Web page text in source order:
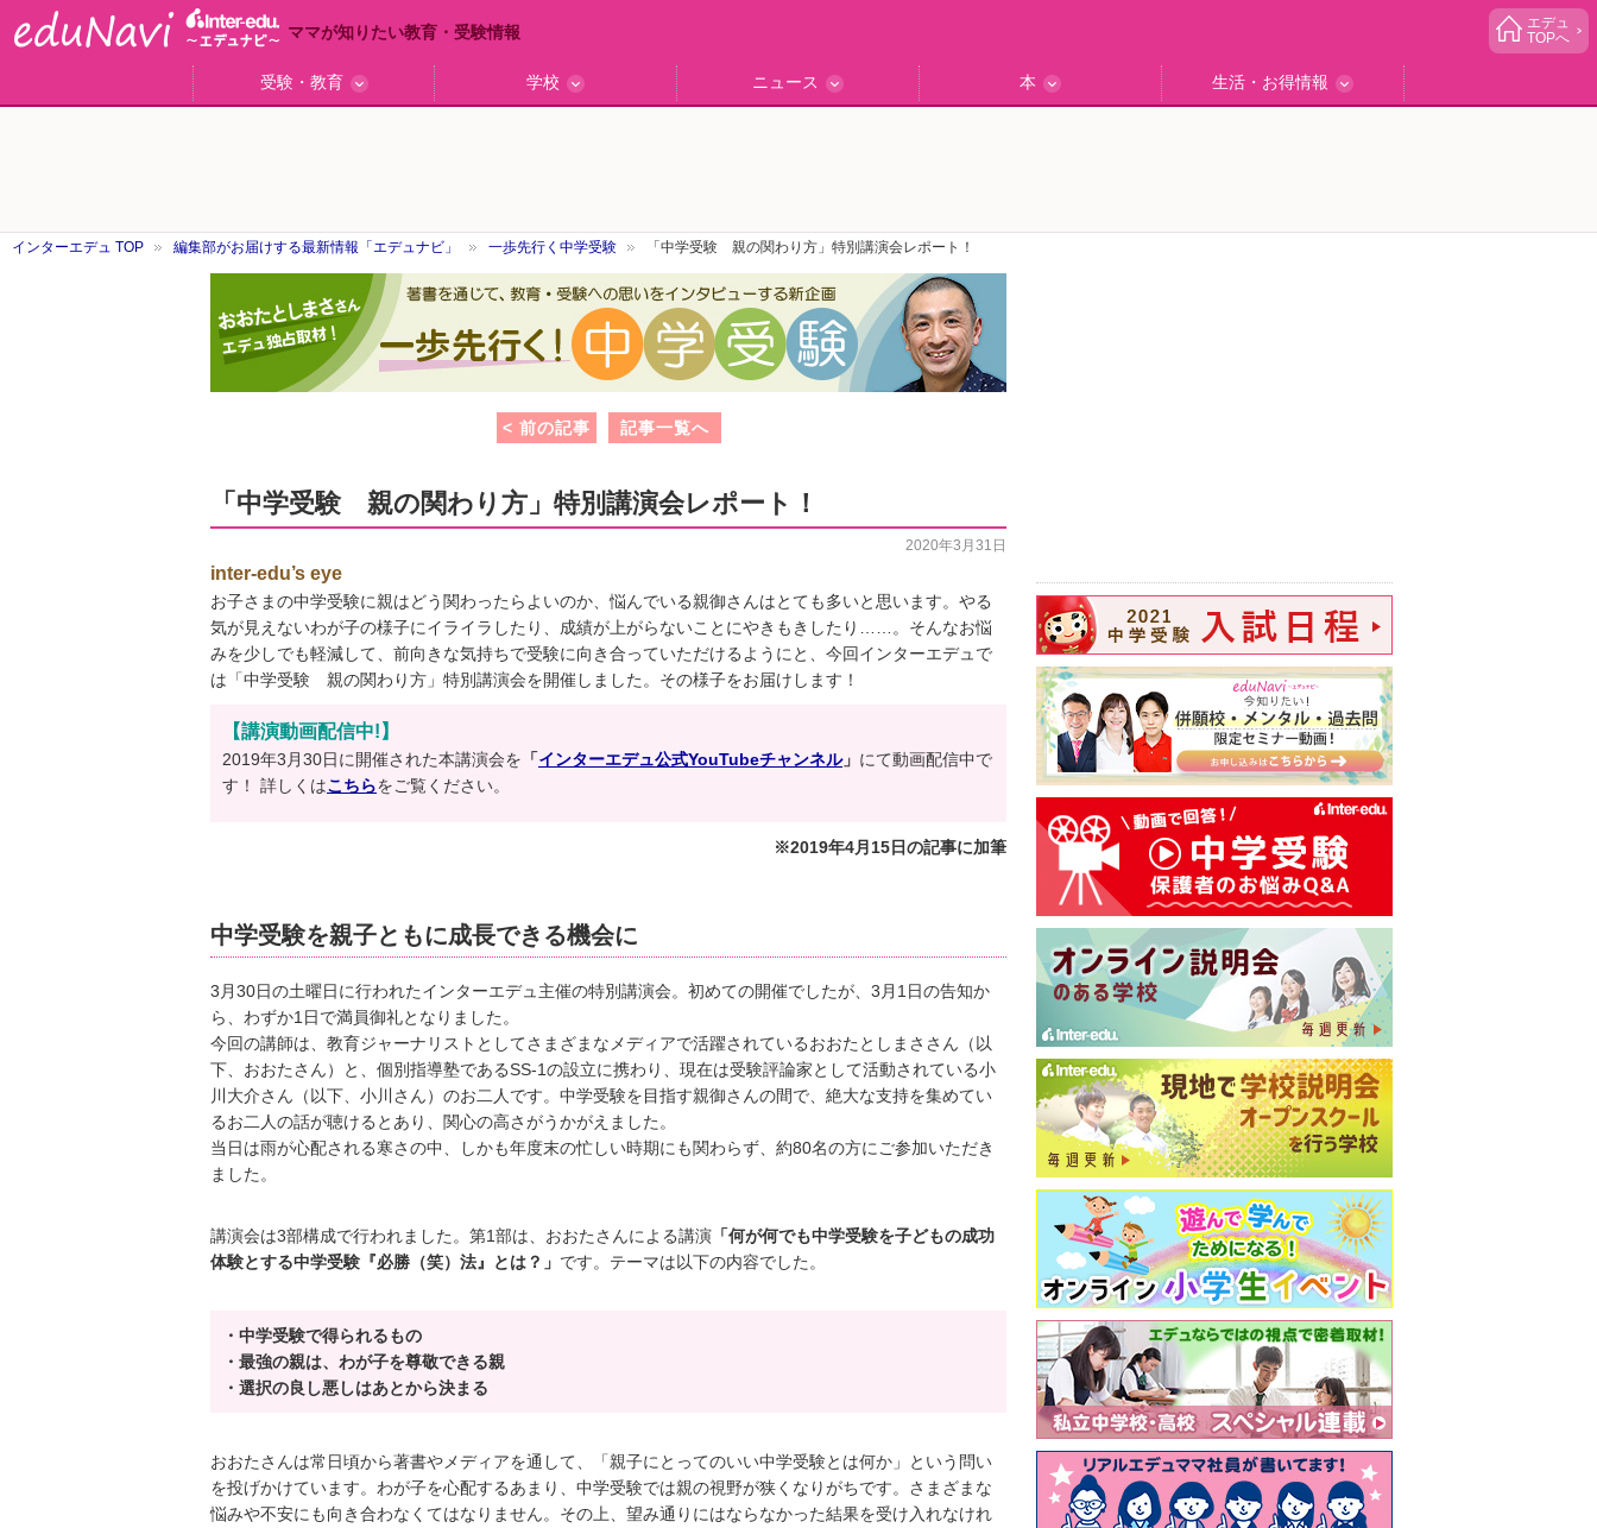
ママが知りたい教育・受験情報
エデュ
TOPへ
受験・教育
学校
ニュース
本
生活・お得情報
インターエデュ TOP 編集部がお届けする最新情報「エデュナビ」 一歩先行く中学受験 「中学受験 親の関わり方」特別講演会レポート！
歩
先
行
< 前の記事 記事一覧へ
「中学受験 親の関わり方」特別講演会レポート！
2020年3月31日
inter-edu’s eye
お子さまの中学受験に親はどう関わったらよいのか、悩んでいる親御さんはとても多いと思います。やる
気が見えないわが子の様子にイライラしたり、成績が上がらないことにやきもきしたり……。そんなお悩
みを少しでも軽減して、前向きな気持ちで受験に向き合っていただけるようにと、今回インターエデュで
は「中学受験 親の関わり方」特別講演会を開催しました。その様子をお届けします！
【講演動画配信中!】
2019年3月30日に開催された本講演会を 「インターエデュ公式YouTubeチャンネル」 にて動画配信中で
す！ 詳しくはこちらをご覧ください。
※2019年4月15日の記事に加筆
中学受験を親子ともに成長できる機会に
3月30日の土曜日に行われたインターエデュ主催の特別講演会。初めての開催でしたが、3月1日の告知か
ら、わずか1日で満員御礼となりました。
今回の講師は、教育ジャーナリストとしてさまざまなメディアで活躍されているおおたとしまささん（以
下、おおたさん）と、個別指導塾であるSS-1の設立に携わり、現在は受験評論家として活動されている小
川大介さん（以下、小川さん）のお二人です。中学受験を目指す親御さんの間で、絶大な支持を集めてい
るお二人の話が聴けるとあり、関心の高さがうかがえました。
当日は雨が心配される寒さの中、しかも年度末の忙しい時期にも関わらず、約80名の方にご参加いただき
ました。
講演会は3部構成で行われました。第1部は、おおたさんによる講演 「何が何でも中学受験を子どもの成功
体験とする中学受験『必勝（笑）法』とは？」 です。テーマは以下の内容でした。
・中学受験で得られるもの
・最強の親は、わが子を尊敬できる親
・選択の良し悪しはあとから決まる
おおたさんは常日頃から著書やメディアを通して、「親子にとってのいい中学受験とは何か」という問い
を投げかけています。わが子を心配するあまり、中学受験では親の視野が狭くなりがちです。さまざまな
悩みや不安にも向き合わなくてはなりません。その上、望み通りにはならなかった結果を受け入れなけれ